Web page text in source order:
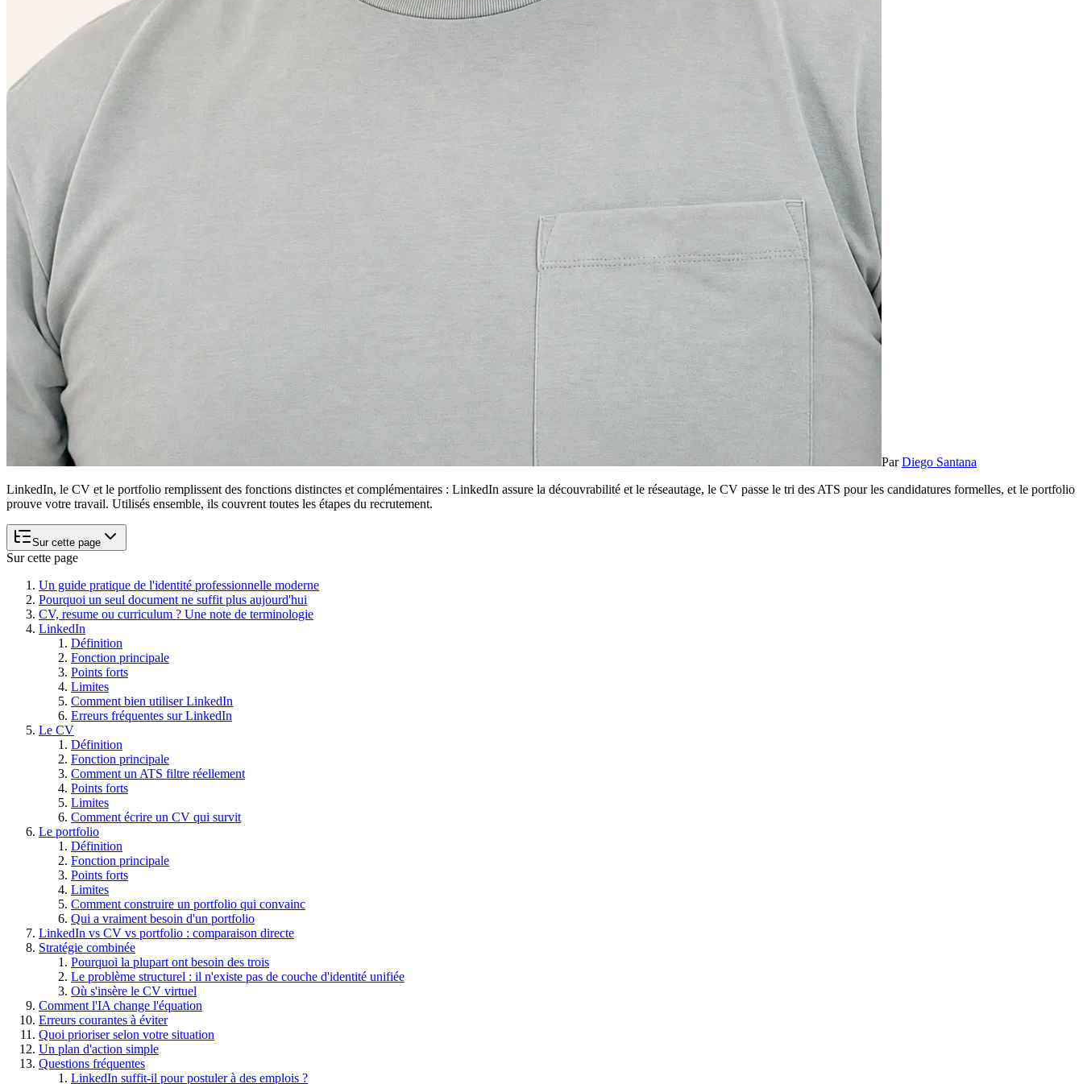
ParDiego Santana
LinkedIn, le CV et le portfolio remplissent des fonctions distinctes et complémentaires : LinkedIn assure la découvrabilité et le réseautage, le CV passe le tri des ATS pour les candidatures formelles, et le portfolio
prouve votre travail. Utilisés ensemble, ils couvrent toutes les étapes du recrutement.
Sur cette page
Sur cette page
Un guide pratique de l'identité professionnelle moderne
Pourquoi un seul document ne suffit plus aujourd'hui
CV, resume ou curriculum ? Une note de terminologie
LinkedIn
Définition
Fonction principale
Points forts
Limites
Comment bien utiliser LinkedIn
Erreurs fréquentes sur LinkedIn
Le CV
Définition
Fonction principale
Comment un ATS filtre réellement
Points forts
Limites
Comment écrire un CV qui survit
Le portfolio
Définition
Fonction principale
Points forts
Limites
Comment construire un portfolio qui convainc
Qui a vraiment besoin d'un portfolio
LinkedIn vs CV vs portfolio : comparaison directe
Stratégie combinée
Pourquoi la plupart ont besoin des trois
Le problème structurel : il n'existe pas de couche d'identité unifiée
Où s'insère le CV virtuel
Comment l'IA change l'équation
Erreurs courantes à éviter
Quoi prioriser selon votre situation
Un plan d'action simple
Questions fréquentes
LinkedIn suffit-il pour postuler à des emplois ?